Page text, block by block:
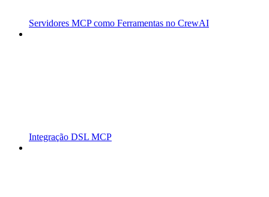
Servidores MCP como Ferramentas no CrewAI
Integração DSL MCP